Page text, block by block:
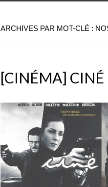
ARCHIVES PAR MOT-CLÉ :
[CINÉMA] CINÉ